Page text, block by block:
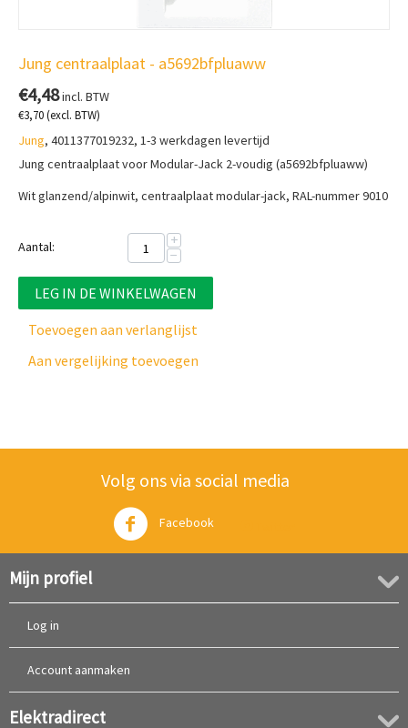
Jung centraalplaat - a5692bfpluaww
€4,48incl. BTW
€3,70(excl. BTW)
Jung, 4011377019232, 1-3 werkdagen levertijd
Jung centraalplaat voor Modular-Jack 2-voudig (a5692bfpluaww)
Wit glanzend/alpinwit, centraalplaat modular-jack, RAL-nummer 9010
Aantal:
+
−
LEG IN DE WINKELWAGEN
Toevoegen aan verlanglijst
Aan vergelijking toevoegen
Volg ons via social media
Facebook
Mijn profiel
Log in
Account aanmaken
Elektradirect